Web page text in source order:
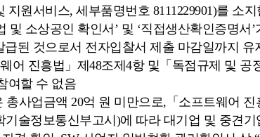
지원서비스, 세부품명번호 8111229901)를 소지
및 소상공인 확인서’ 및 ‘직접생산확인증명
급된 것으로서 전자입찰서 제출 마감일까지
어 진흥법」제48조제4항 및「독점규제 및
여할 수 없음
총사업금액 20억 원 미만으로,「소프트웨어
기술정보통신부고시)에 따라 대기업 및 중견